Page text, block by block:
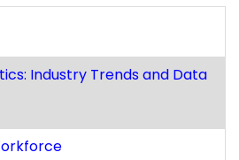
Industry Trends and Data